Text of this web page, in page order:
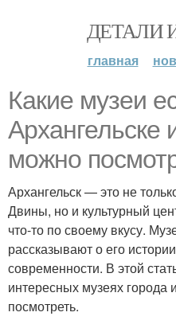
ДЕТАЛИ
главная
Какие музеи
Архангельске
можно
Архангельск — это не
Двины, но и культурный
что-то по своему вкусу.
рассказывают о его
современности. В этой
интересных музеях города
посмотреть.